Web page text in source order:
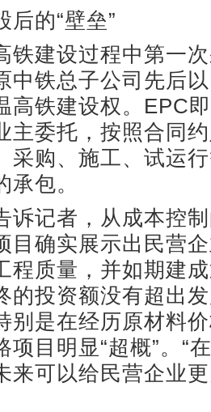
的“壁垒”
建设过程中第一次
中铁总子公司先后
高铁建设权。EPC
主委托，按照合同
采购、施工、试运
包。
记者，从成本控制
目确实展示出民营
程质量，并如期建
的投资额没有超出
别是在经历原材料
项目明显“超概”。“
来可以给民营企业